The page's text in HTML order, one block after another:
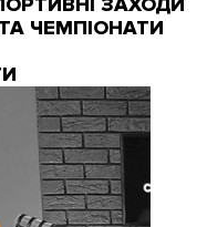
ТА ЧЕМПІОНАТИ